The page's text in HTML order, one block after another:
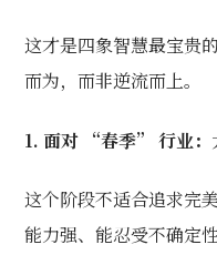
这才是四象智慧最宝贵
而为，而非逆流而上。
1. 面对 “春季” 行业：
这个阶段不适合追求完
能力强、能忍受不确定